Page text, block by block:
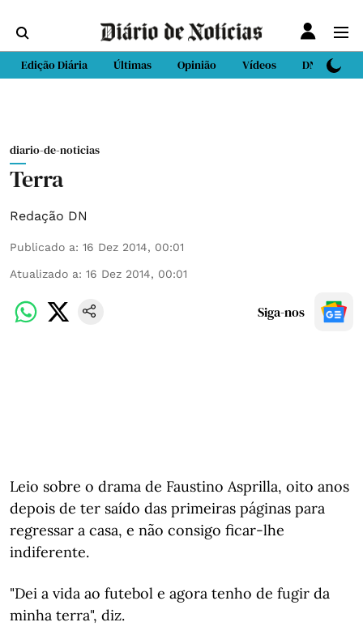
Edição Diária Últimas Opinião Vídeos DN Sport
diario-de-noticias
Terra
Redação DN
Publicado a: 16 Dez 2014, 00:01
Atualizado a: 16 Dez 2014, 00:01
Siga-nos
Leio sobre o drama de Faustino Asprilla, oito anos
depois de ter saído das primeiras páginas para
regressar a casa, e não consigo ficar-lhe
indiferente.
"Dei a vida ao futebol e agora tenho de fugir da
minha terra", diz.